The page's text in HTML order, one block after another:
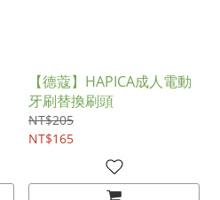
【德蔻】HAPICA成人電動
牙刷替換刷頭
NT$205
NT$165